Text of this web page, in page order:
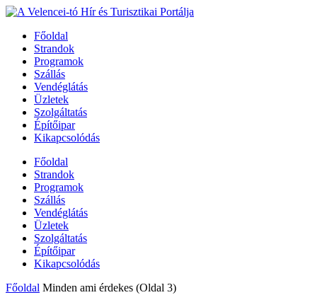
Főoldal
Strandok
Programok
Szállás
Vendéglátás
Üzletek
Szolgáltatás
Építőipar
Kikapcsolódás
Főoldal
Strandok
Programok
Szállás
Vendéglátás
Üzletek
Szolgáltatás
Építőipar
Kikapcsolódás
Főoldal Minden ami érdekes (Oldal 3)